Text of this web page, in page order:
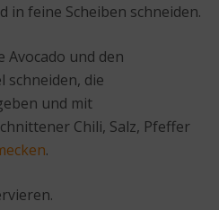
in feine Scheiben schneiden.
Avocado und den
schneiden, die
und mit
Chili, Salz, Pfeffer
.